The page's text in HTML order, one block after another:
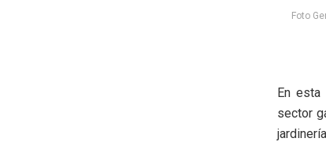
Foto
En esta
sector